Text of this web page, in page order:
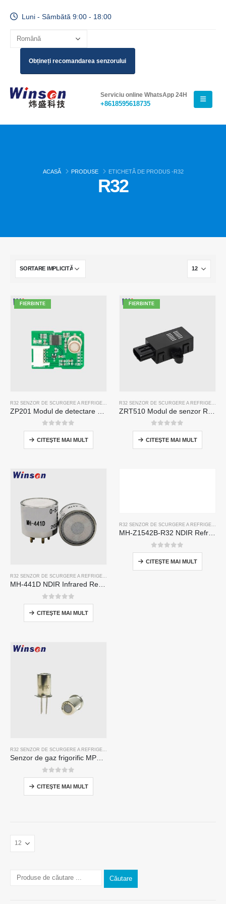
Luni - Sâmbătă 9:00 - 18:00
Obțineți recomandarea senzorului
Serviciu online WhatsApp 24H
+8618595618735
ACASĂ PRODUSE ETICHETĂ DE PRODUS -R32
R32
FIERBINTE
0din 5
CITEŞTE MAI MULT
FIERBINTE
0din 5
CITEŞTE MAI MULT
R32 SENZOR DE SCURGERE A REFRIGERANTULUI
MH-441D NDIR Infrared Refrigerant Sensor | High Sensitivity | HVAC & Industrial Safety | Long Lifespan
0din 5
CITEŞTE MAI MULT
R32 SENZOR DE SCURGERE A REFRIGERANTULUI
MH-Z1542B-R32 NDIR Refrigerant Sensor | High Sensitivity | Long Lifespan | HVAC & Industrial Safety
0din 5
CITEŞTE MAI MULT
R32 SENZOR DE SCURGERE A REFRIGERANTULUI
Senzor de gaz frigorific MP510C | Detectarea scurgerilor Freon de înaltă sensibilitate pentru R32, R134A, R410A, R290
0din 5
CITEŞTE MAI MULT
Căutare